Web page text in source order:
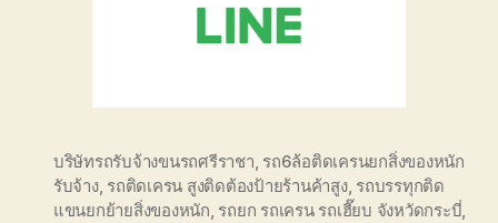
บริษัทรถรับจ้างขนรถศรีราชา, รถ6ล้อติดเครนยกสิ่งของหนัก
รับจ้าง, รถติดเครน สูงติดต้องป้ายร้านค้าสูง, รถบรรทุกติด
แขนยกย้ายสิ่งของหนัก, รถยก รถเครน รถเฮี๊ยบ จังหวัดกระบี่,